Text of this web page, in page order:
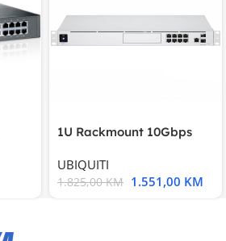
1U Rackmount 10Gbps
UBIQUITI
1.825,00KM 1.551,00 KM